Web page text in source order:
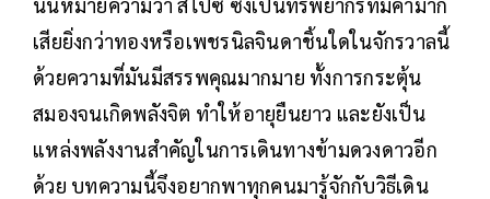
เสียยิ่งกว่าทองหรือเพชรนิลจินดาชิ้นใดในจักรวาลนี้
ด้วยความที่มันมีสรรพคุณมากมาย ทั้งการกระตุ้น
สมองจนเกิดพลังจิต ทำให้อายุยืนยาว และยังเป็น
แหล่งพลังงานสำคัญในการเดินทางข้ามดวงดาวอีก
ด้วย บทความนี้จึงอยากพาทุกคนมารู้จักกับวิธีเดิน